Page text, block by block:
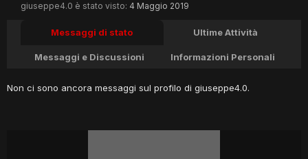
giuseppe4.0 è stato visto: 4 Maggio 2019
Messaggi di stato Ultime Attività
Messaggi e Discussioni Informazioni Personali
Non ci sono ancora messaggi sul profilo di giuseppe4.0.